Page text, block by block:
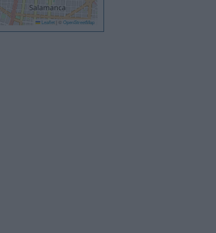
Leaflet © OpenStreetMap